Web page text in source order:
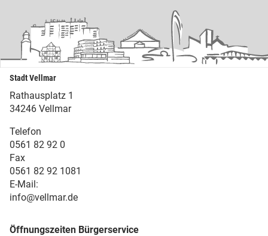
Stadt Vellmar
Rathausplatz 1
34246 Vellmar
Telefon
0561 82 92 0
Fax
0561 82 92 1081
E-Mail:
info@vellmar.de
Öffnungszeiten Bürgerservice